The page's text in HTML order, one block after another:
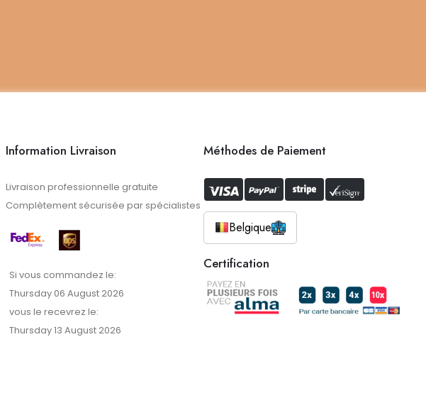
Information Livraison
Livraison professionnelle gratuite
Complètement sécurisée par spécialistes
Si vous commandez le:
Thursday 06 August 2026
vous le recevrez le:
Thursday 13 August 2026
Méthodes de Paiement
Belgique
Certification